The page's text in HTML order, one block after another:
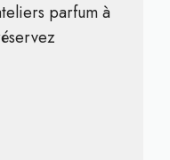
parfum à